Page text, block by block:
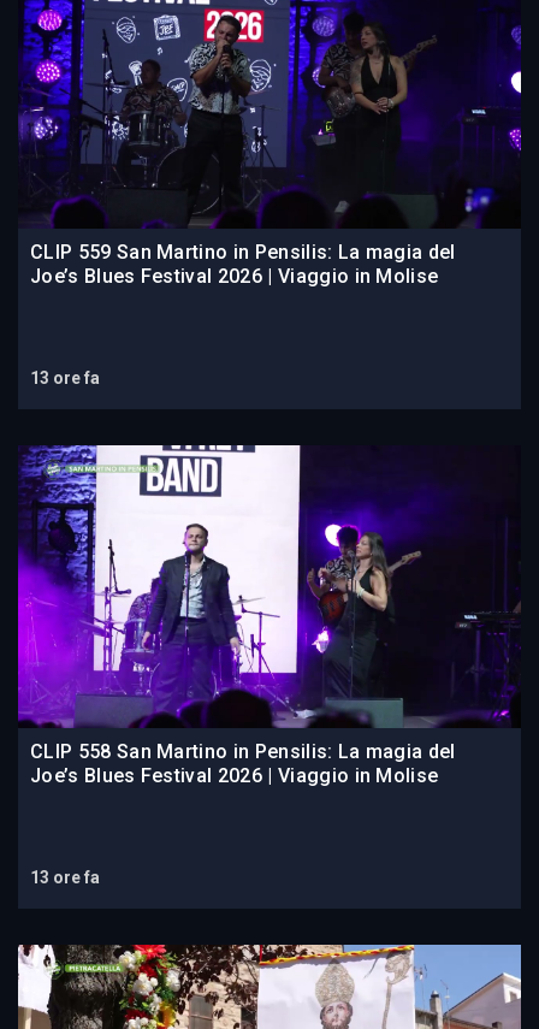
CLIP 559 San Martino in Pensilis: La magia del
Joe’s Blues Festival 2026 | Viaggio in Molise
13 ore fa
CLIP 558 San Martino in Pensilis: La magia del
Joe’s Blues Festival 2026 | Viaggio in Molise
13 ore fa